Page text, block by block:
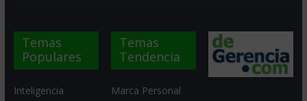
Temas
Populares
Inteligencia
Temas
Tendencia
Marca Personal